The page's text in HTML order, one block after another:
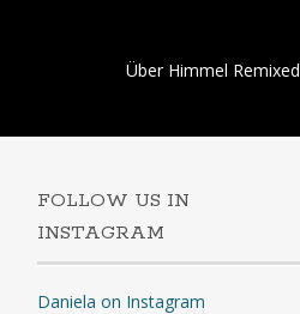
Skip
Über Himmel Remixed
FOLLOW US IN
INSTAGRAM
Daniela on Instagram